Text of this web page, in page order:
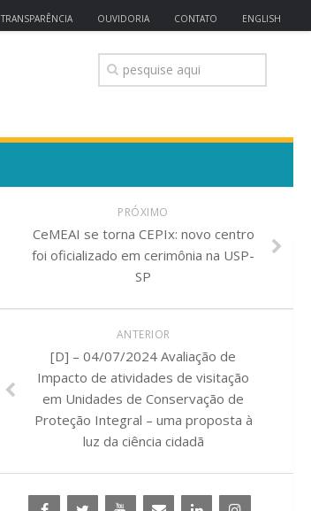
TRANSPARÊNCIA OUVIDORIA CONTATO ENGLISH
PRÓXIMO
CeMEAI se torna CEPIx: novo centro
foi oficializado em cerimônia na USP-
SP
ANTERIOR
[D] – 04/07/2024 Avaliação de
Impacto de atividades de visitação
em Unidades de Conservação de
Proteção Integral – uma proposta à
luz da ciência cidadã